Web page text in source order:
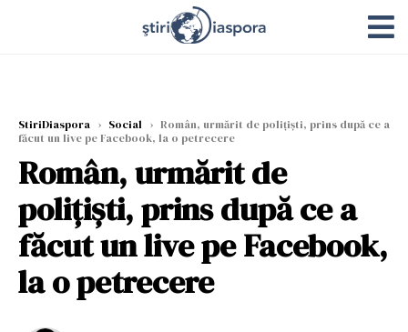
StiriDiaspora › Social › Român, urmărit de polițiști, prins după ce a
făcut un live pe Facebook, la o petrecere
Român, urmărit de
polițiști, prins după ce a
făcut un live pe Facebook,
la o petrecere